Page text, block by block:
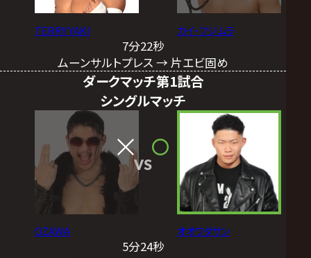
TERRY YAKI カイ・フジムラ
7分22秒
ムーンサルトプレス → 片エビ固め
ダークマッチ第1試合
シングルマッチ
OZAWA
VS
オオワダサン
5分24秒